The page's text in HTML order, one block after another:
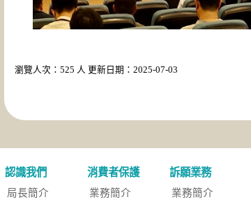
瀏覽人次：525 人 更新日期：2025-07-03
認識我們
局長簡介
消費者保護
業務簡介
訴願業務
業務簡介